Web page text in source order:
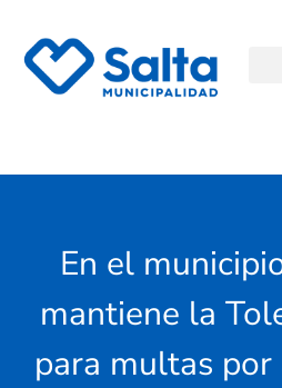
En el
mantiene la
para multas